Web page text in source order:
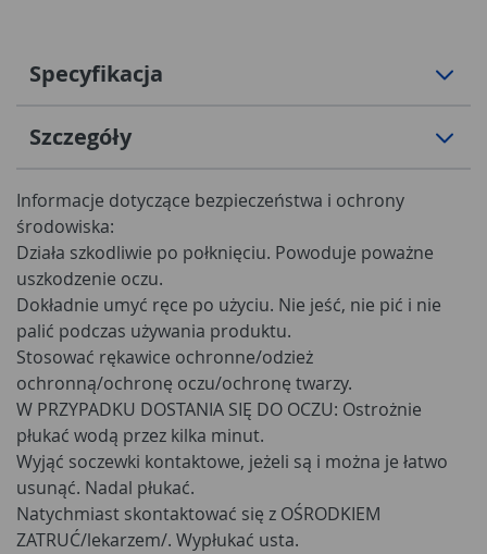
Specyfikacja
Szczegóły
Informacje dotyczące bezpieczeństwa i ochrony
środowiska:
Działa szkodliwie po połknięciu. Powoduje poważne
uszkodzenie oczu.
Dokładnie umyć ręce po użyciu. Nie jeść, nie pić i nie
palić podczas używania produktu.
Stosować rękawice ochronne/odzież
ochronną/ochronę oczu/ochronę twarzy.
W PRZYPADKU DOSTANIA SIĘ DO OCZU: Ostrożnie
płukać wodą przez kilka minut.
Wyjąć soczewki kontaktowe, jeżeli są i można je łatwo
usunąć. Nadal płukać.
Natychmiast skontaktować się z OŚRODKIEM
ZATRUĆ/lekarzem/. Wypłukać usta.